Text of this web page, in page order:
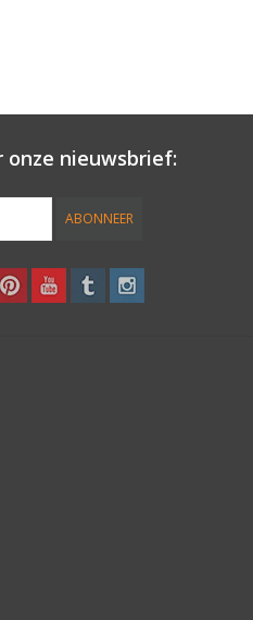
onze nieuwsbrief:
ABONNEER